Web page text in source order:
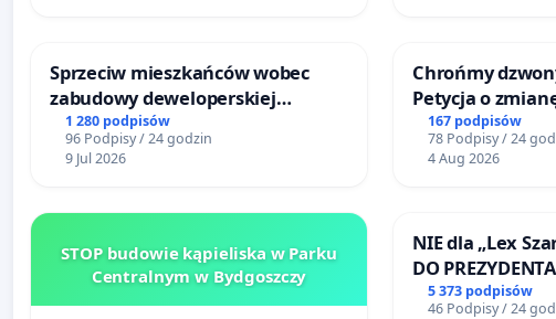
Sprzeciw mieszkańców wobec
zabudowy deweloperskiej
terenow zielonych w rejonie
Bulwarów Straceńskich w Bielsku-
Białej
1 280 podpisów
96 Podpisy / 24 godzin
9 Jul 2026
Chrońmy
Petycja o
167 podpisów
78 Podpisy / 24
4 Aug 2026
STOP budowie kąpieliska w Parku
Centralnym w Bydgoszczy
NIE dla „Lex
DO PREZYDENTA
5 373 podpisów
46 Podpisy / 24